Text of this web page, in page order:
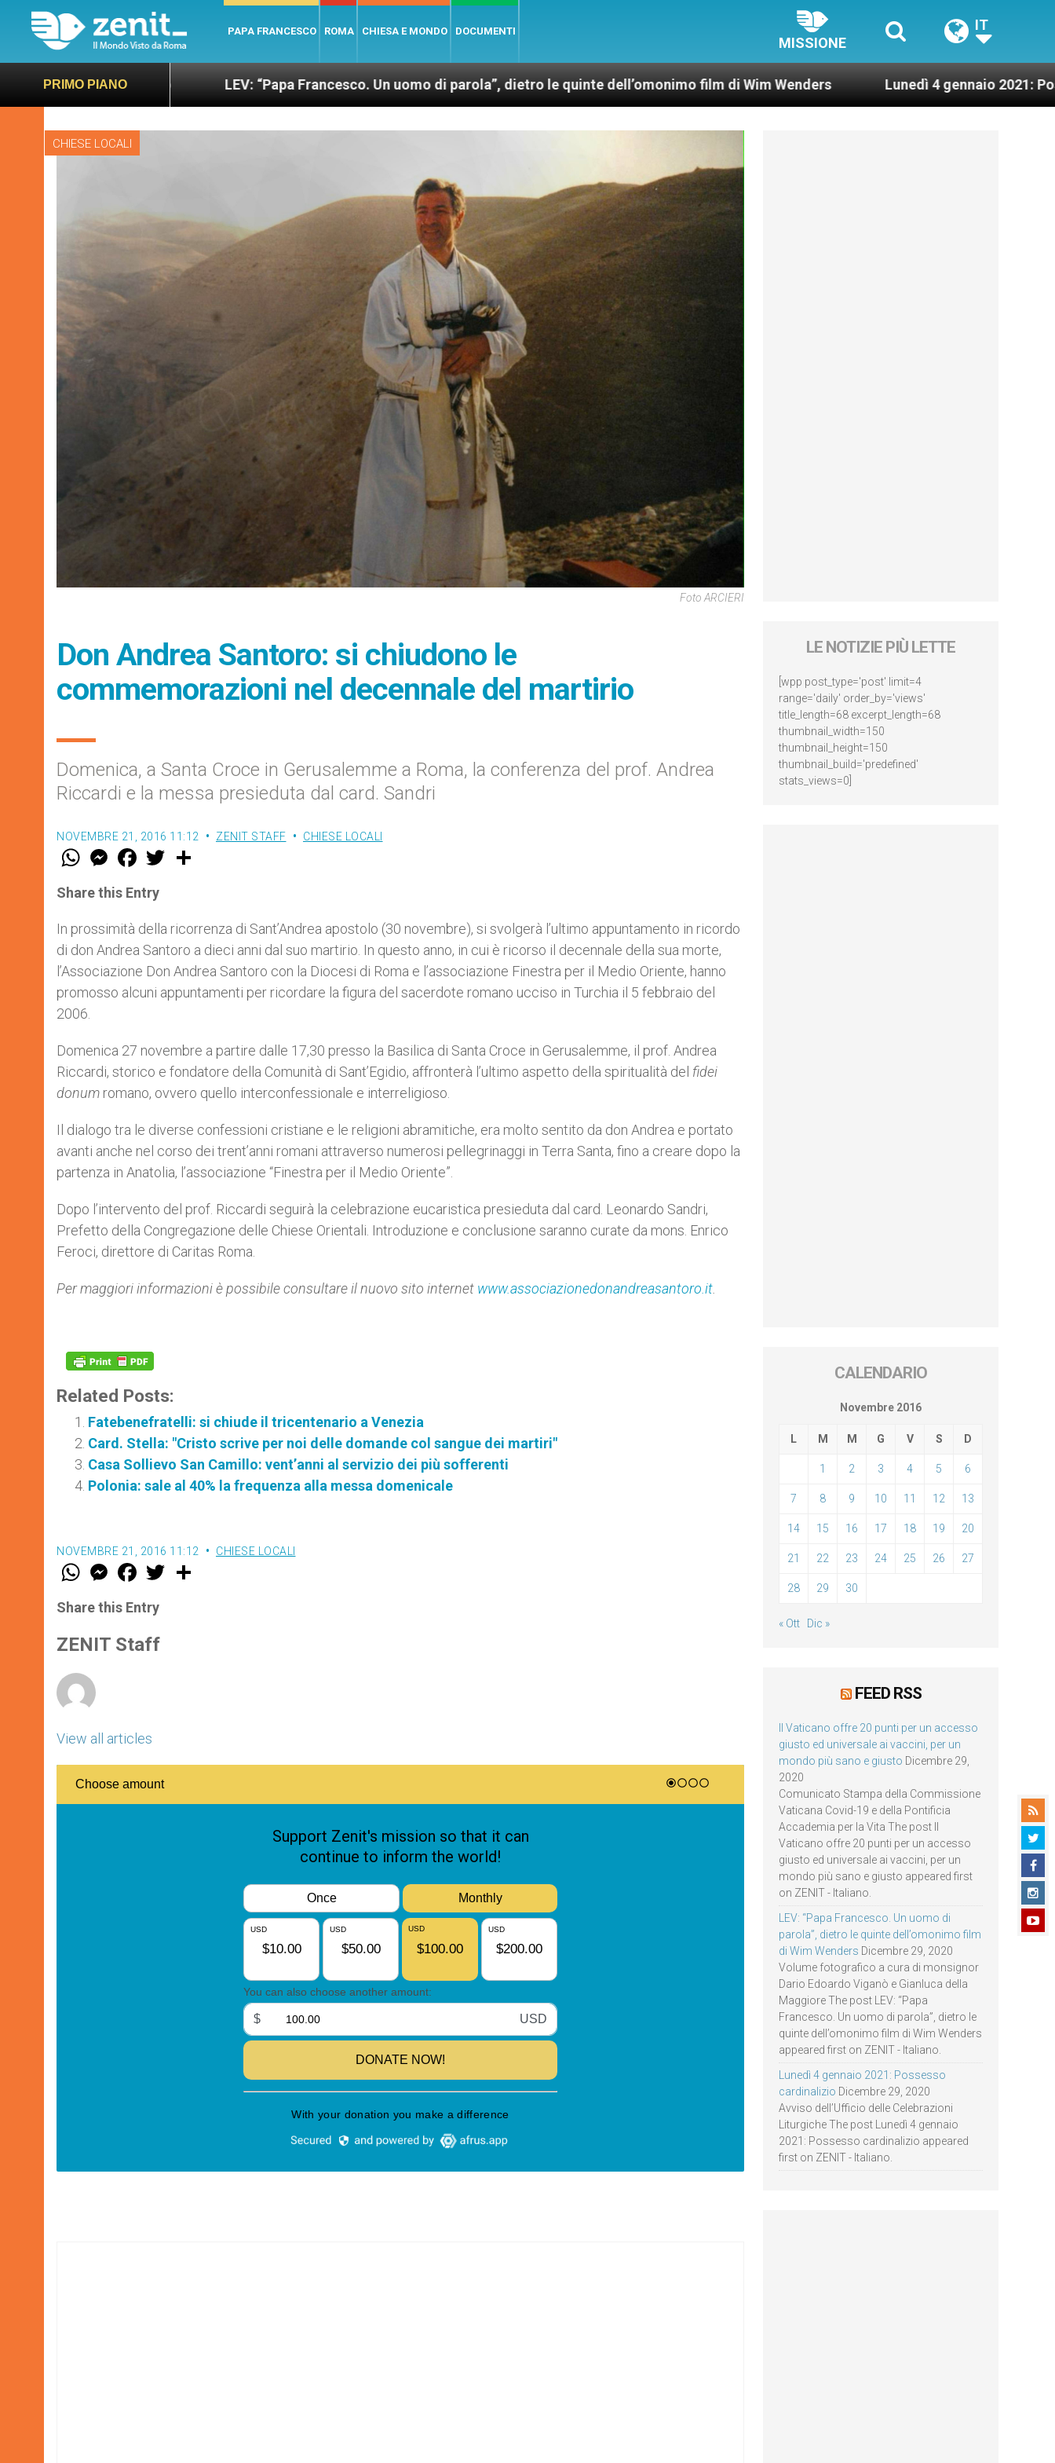
PAPA FRANCESCO ROMA CHIESA E MONDO DOCUMENTI
MISSIONE
IT
PRIMO PIANO
e giusto LEV: “Papa Francesco. Un uomo di parola”, dietro le quinte dell’omonimo film di Wim Wenders Lunedì 4 gennaio 2021: Possesso
CHIESE LOCALI
Foto ARCIERI
Don Andrea Santoro: si chiudono le
commemorazioni nel decennale del martirio
Domenica, a Santa Croce in Gerusalemme a Roma, la conferenza del prof. Andrea
Riccardi e la messa presieduta dal card. Sandri
NOVEMBRE 21, 2016 11:12 ZENIT STAFF CHIESE LOCALI
W
t
s
p
p
M
e
s
e
g
e
r
F
a
e
b
o
k
w
r
Share this Entry
In prossimità della ricorrenza di Sant’Andrea apostolo (30 novembre), si svolgerà l’ultimo appuntamento in ricordo
di don Andrea Santoro a dieci anni dal suo martirio. In questo anno, in cui è ricorso il decennale della sua morte,
l’Associazione Don Andrea Santoro con la Diocesi di Roma e l’associazione Finestra per il Medio Oriente, hanno
promosso alcuni appuntamenti per ricordare la figura del sacerdote romano ucciso in Turchia il 5 febbraio del
2006.
Domenica 27 novembre a partire dalle 17,30 presso la Basilica di Santa Croce in Gerusalemme, il prof. Andrea
Riccardi, storico e fondatore della Comunità di Sant’Egidio, affronterà l’ultimo aspetto della spiritualità del fidei
donum romano, ovvero quello interconfessionale e interreligioso.
Il dialogo tra le diverse confessioni cristiane e le religioni abramitiche, era molto sentito da don Andrea e portato
avanti anche nel corso dei trent’anni romani attraverso numerosi pellegrinaggi in Terra Santa, fino a creare dopo la
partenza in Anatolia, l’associazione “Finestra per il Medio Oriente”.
Dopo l’intervento del prof. Riccardi seguirà la celebrazione eucaristica presieduta dal card. Leonardo Sandri,
Prefetto della Congregazione delle Chiese Orientali. Introduzione e conclusione saranno curate da mons. Enrico
Feroci, direttore di Caritas Roma.
Per maggiori informazioni è possibile consultare il nuovo sito internet www.associazionedonandreasantoro.it
Related Posts:
Fatebenefratelli: si chiude il tricentenario a Venezia
Card. Stella: "Cristo scrive per noi delle domande col sangue dei martiri"
Casa Sollievo San Camillo: vent’anni al servizio dei più sofferenti
Polonia: sale al 40% la frequenza alla messa domenicale
NOVEMBRE 21, 2016 11:12 CHIESE LOCALI
W
t
s
p
p
M
e
s
e
g
e
F
a
e
b
o
k
w
Share this Entry
ZENIT Staff
View all articles
LE NOTIZIE PIÙ LETTE
[wpp post_type='post' limit=4
range='daily' order_by='views'
title_length=68 excerpt_length=68
thumbnail_width=150
thumbnail_height=150
thumbnail_build='predefined'
stats_views=0]
CALENDARIO
Novembre 2016
L M M G V S D
1 2 3 4 5 6
7 8 9 10 11 12 13
14 15 16 17 18 19 20
21 22 23 24 25 26 27
28 29 30
« Ott Dic »
FEED RSS
Il Vaticano offre 20 punti per un accesso
giusto ed universale ai vaccini, per un
mondo più sano e giusto Dicembre 29,
2020
Comunicato Stampa della Commissione
Vaticana Covid-19 e della Pontificia
Accademia per la Vita The post Il
Vaticano offre 20 punti per un accesso
giusto ed universale ai vaccini, per un
mondo più sano e giusto appeared first
on ZENIT - Italiano.
LEV: “Papa Francesco. Un uomo di
parola”, dietro le quinte dell’omonimo film
di Wim Wenders Dicembre 29, 2020
Volume fotografico a cura di monsignor
Dario Edoardo Viganò e Gianluca della
Maggiore The post LEV: “Papa
Francesco. Un uomo di parola”, dietro le
quinte dell’omonimo film di Wim Wenders
appeared first on ZENIT - Italiano.
Lunedì 4 gennaio 2021: Possesso
cardinalizio Dicembre 29, 2020
Avviso dell’Ufficio delle Celebrazioni
Liturgiche The post Lunedì 4 gennaio
2021: Possesso cardinalizio appeared
first on ZENIT - Italiano.